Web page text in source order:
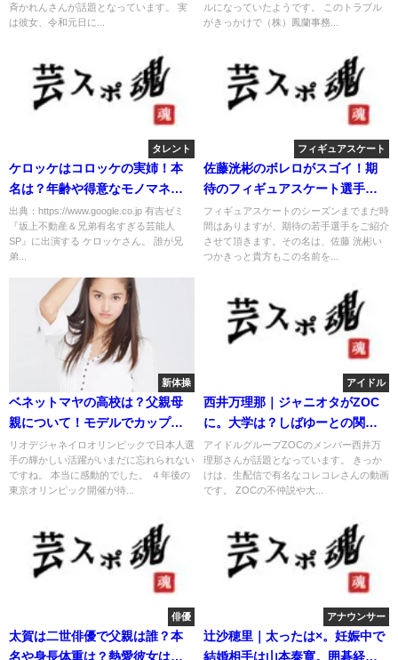
斉かれんさんが話題となっています。 実
は彼女、令和元日に...
ルになっていたようです。 このトラブル
がきっかけで（株）鳳蘭事務...
タレント
ケロッケはコロッケの実姉！本
名は？年齢や得意なモノマネ
は？
出典：https://www.google.co.jp 有吉ゼミ
『坂上不動産＆兄弟有名すぎる芸能人
SP』に出演する ケロッケさん。 誰が兄
弟...
フィギュアスケート
佐藤洸彬のボレロがスゴイ！期
待のフィギュアスケート選手！
wikiは？
フィギュアスケートのシーズンまでまだ時
間はありますが、期待の若手選手をご紹介
させて頂きます。その名は、佐藤 洸彬い
つかきっと貴方もこの名前を...
新体操
ベネットマヤの高校は？父親母
親について！モデルでカップ
は？身長は？
リオデジャネイロオリンピックで日本人選
手の輝かしい活躍がいまだに忘れられない
ですね。 本当に感動的でした。 ４年後の
東京オリンピック開催が待...
アイドル
西井万理那｜ジャニオタがZOC
に。大学は？しばゆーとの関係
が話題！
アイドルグループZOCのメンバー西井万
理那さんが話題となっています。 きっか
けは、生配信で有名なコレコレさんの動画
です。 ZOCの不仲説や大...
俳優
太賀は二世俳優で父親は誰？本
名や身長体重は？熱愛彼女は門
アナウンサー
辻沙穂里｜太ったは×。妊娠中で
結婚相手は山本泰寛。囲碁経歴